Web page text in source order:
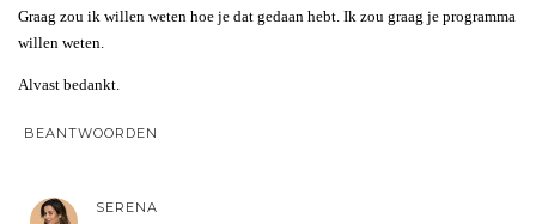
Graag zou ik willen weten hoe je dat gedaan hebt. Ik zou graag je programma
willen weten.
Alvast bedankt.
BEANTWOORDEN
SERENA